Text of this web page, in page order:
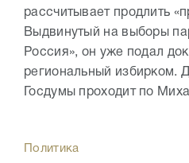
рассчитывает продлить
Выдвинутый на выборы
Россия», он уже подал
региональный избирком.
Госдумы проходит по
Политика